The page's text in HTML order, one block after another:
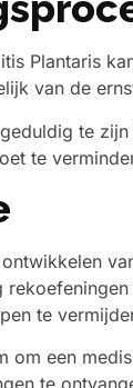
Plantaris
van de
te
te
te
om een